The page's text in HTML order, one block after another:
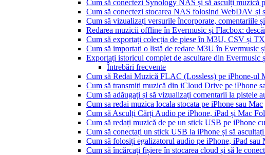
Cum să conectezi Synology NAS și să asculți muzică
Cum să conectezi stocarea NAS folosind WebDAV și
Cum să vizualizați versurile încorporate, comentariile
Redarea muzicii offline în Evermusic și Flacbox:
Cum să exportați colecția de piese în M3U, CSV și
Cum să importați o listă de redare M3U în Evermusic
Exportați istoricul complet de ascultare din Evermusic
Întrebări frecvente
Cum să Redai Muzică FLAC (Lossless) pe iPhone-ul
Cum să transmiți muzică din iCloud Drive pe iPhone
Cum să adăugați și să vizualizați comentarii la pistele
Cum sa redai muzica locala stocata pe iPhone sau Mac
Cum să Asculți Cărți Audio pe iPhone, iPad și Mac
Cum să redați muzică de pe un stick USB pe iPhone
Cum să conectați un stick USB la iPhone și să
Cum să folosiți egalizatorul audio pe iPhone, iPad
Cum să încărcați fișiere în stocarea cloud și să le